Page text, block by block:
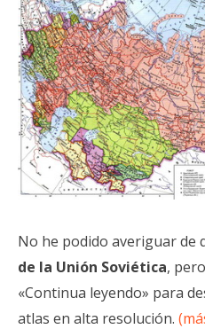
No he podido averiguar de
de la Unión Soviética,
«Continua leyendo» para
atlas en alta resolución.